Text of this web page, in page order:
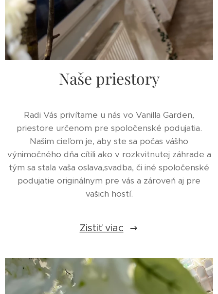
Naše priestory
Radi Vás privítame u nás vo Vanilla Garden,
priestore určenom pre spoločenské podujatia.
Našim cieľom je, aby ste sa počas vášho
výnimočného dňa cítili ako v rozkvitnutej záhrade a
tým sa stala vaša oslava,svadba, či iné spoločenské
podujatie originálnym pre vás a zároveň aj pre
vašich hostí.
Zistiť viac